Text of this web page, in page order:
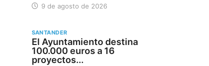
9 de agosto de 2026
SANTANDER
El Ayuntamiento destina
100.000 euros a 16
proyectos...